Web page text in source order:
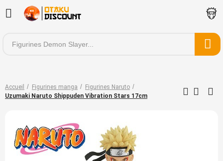
Accueil Figurines manga
Figurines Naruto
Uzumaki Naruto Shippuden Vibration Stars 17cm